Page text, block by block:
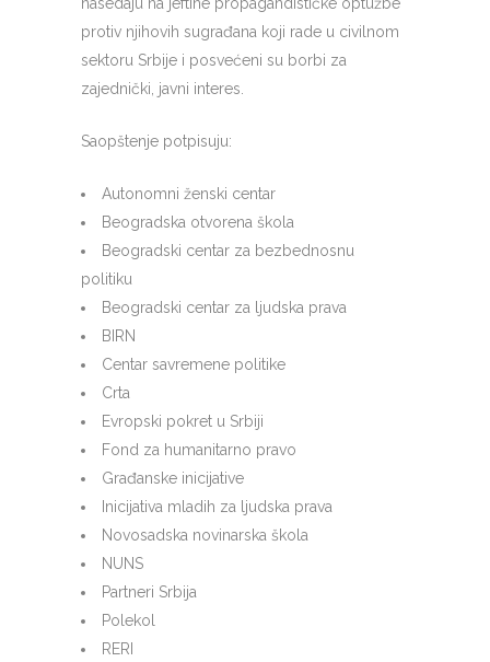
protiv njihovih sugrađana koji rade u civilnom
sektoru Srbije i posvećeni su borbi za
zajednički, javni interes.
Saopštenje potpisuju:
Autonomni ženski centar
Beogradska otvorena škola
Beogradski centar za bezbednosnu
politiku
Beogradski centar za ljudska prava
BIRN
Centar savremene politike
Crta
Evropski pokret u Srbiji
Fond za humanitarno pravo
Građanske inicijative
Inicijativa mladih za ljudska prava
Novosadska novinarska škola
NUNS
Partneri Srbija
Polekol
RERI